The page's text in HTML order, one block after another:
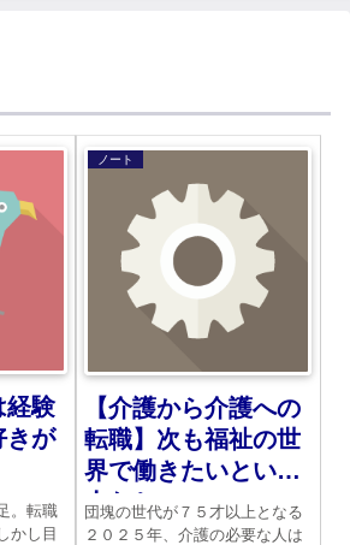
経験
きが
。転職
かし目
ノート
【介護から介護への
転職】次も福祉の世
界で働きたいという
人たち
団塊の世代が７５才以上となる
２０２５年、介護の必要な人は